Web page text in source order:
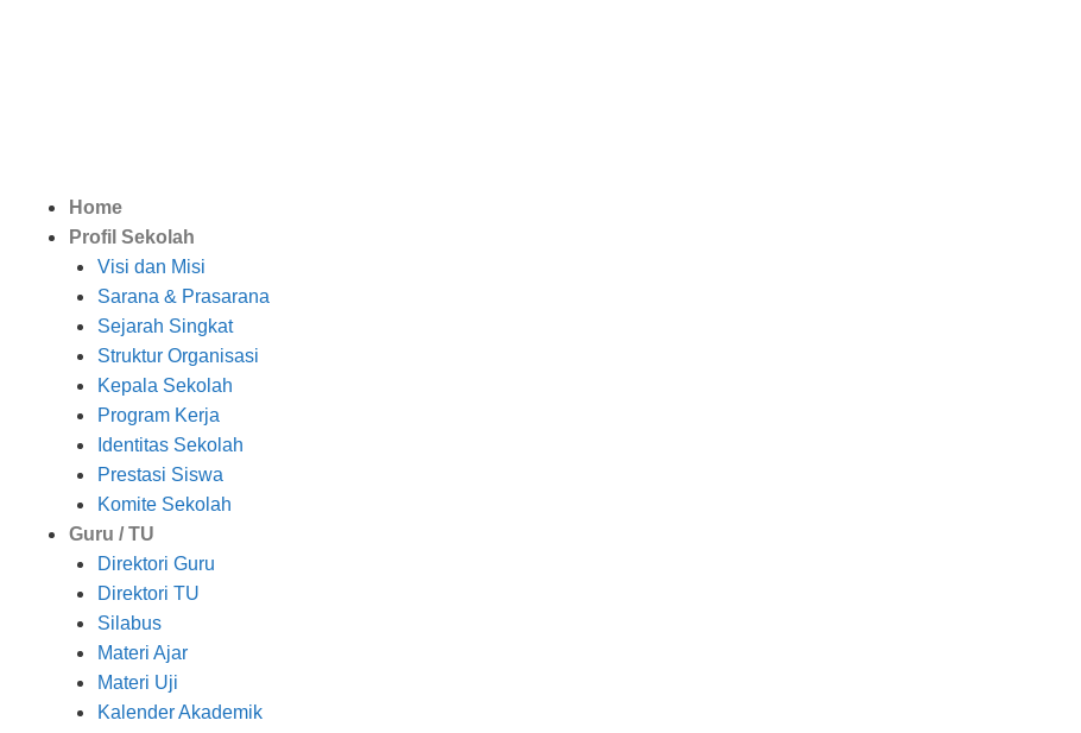
Home
Profil Sekolah
Visi dan Misi
Sarana & Prasarana
Sejarah Singkat
Struktur Organisasi
Kepala Sekolah
Program Kerja
Identitas Sekolah
Prestasi Siswa
Komite Sekolah
Guru / TU
Direktori Guru
Direktori TU
Silabus
Materi Ajar
Materi Uji
Kalender Akademik